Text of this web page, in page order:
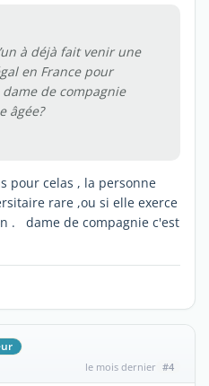
à déjà fait venir une
en France pour
dame de compagnie
âgée?
pour celas , la personne
rare ,ou si elle exerce
. dame de compagnie c'est
le mois dernier #4